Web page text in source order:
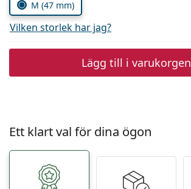
M (47 mm)
Vilken storlek har jag?
Lägg till i varukorgen
Ett klart val för dina ögon